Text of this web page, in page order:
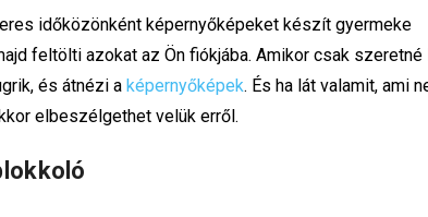
időközönként képernyőképeket készít gyermeke
feltölti azokat az Ön fiókjába. Amikor csak szeretné
és átnézi a képernyőképek. És ha lát valamit, ami
elbeszélgethet velük erről.